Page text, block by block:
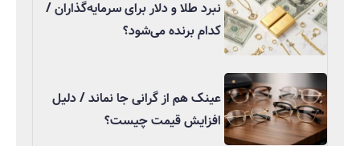
نبرد طلا و دلار برای سرمایه‌گذاران /
کدام برنده می‌شود؟
عینک هم از گرانی جا نماند / دلیل
افزایش قیمت چیست؟